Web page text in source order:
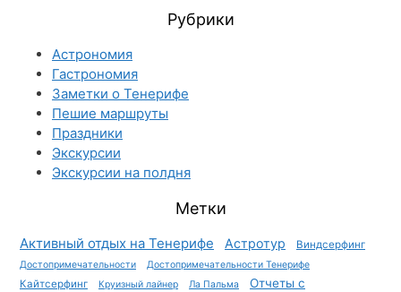
Рубрики
Астрономия
Гастрономия
Заметки о Тенерифе
Пешие маршруты
Праздники
Экскурсии
Экскурсии на полдня
Метки
Активный отдых на Тенерифе Астротур Виндсерфинг
Достопримечательности Достопримечательности Тенерифе
Кайтсерфинг Круизный лайнер Ла Пальма
Отчеты с